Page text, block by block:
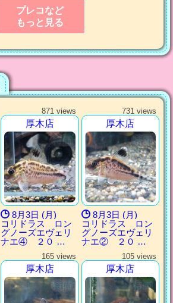
プレコなど
もっと見る
871 views
厚木店
8月3日 (月)
コリドラス ロン
グノーズエヴェリ
ナエ④ ２０ …
731 views
厚木店
8月3日 (月)
コリドラス ロン
グノーズエヴェリ
ナエ② ２０ …
165 views
厚木店
105 views
厚木店